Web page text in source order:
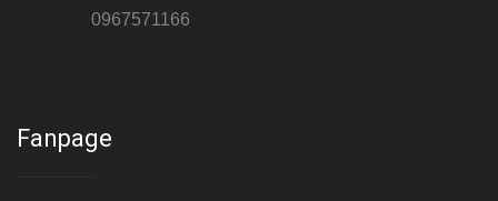
0967571166
Fanpage